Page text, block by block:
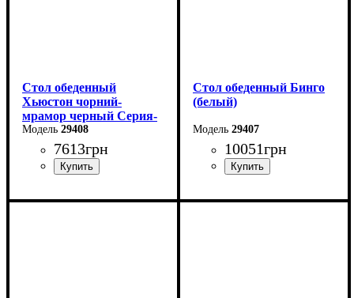
Стол обеденный
Хьюстон чорний-
мрамор черный Серия-
Фиджи29408
7613грн
Длина: 130 (+40) см
Стол обеденный Бинго
(белый)
29407
10051грн
Ширина: 140 см